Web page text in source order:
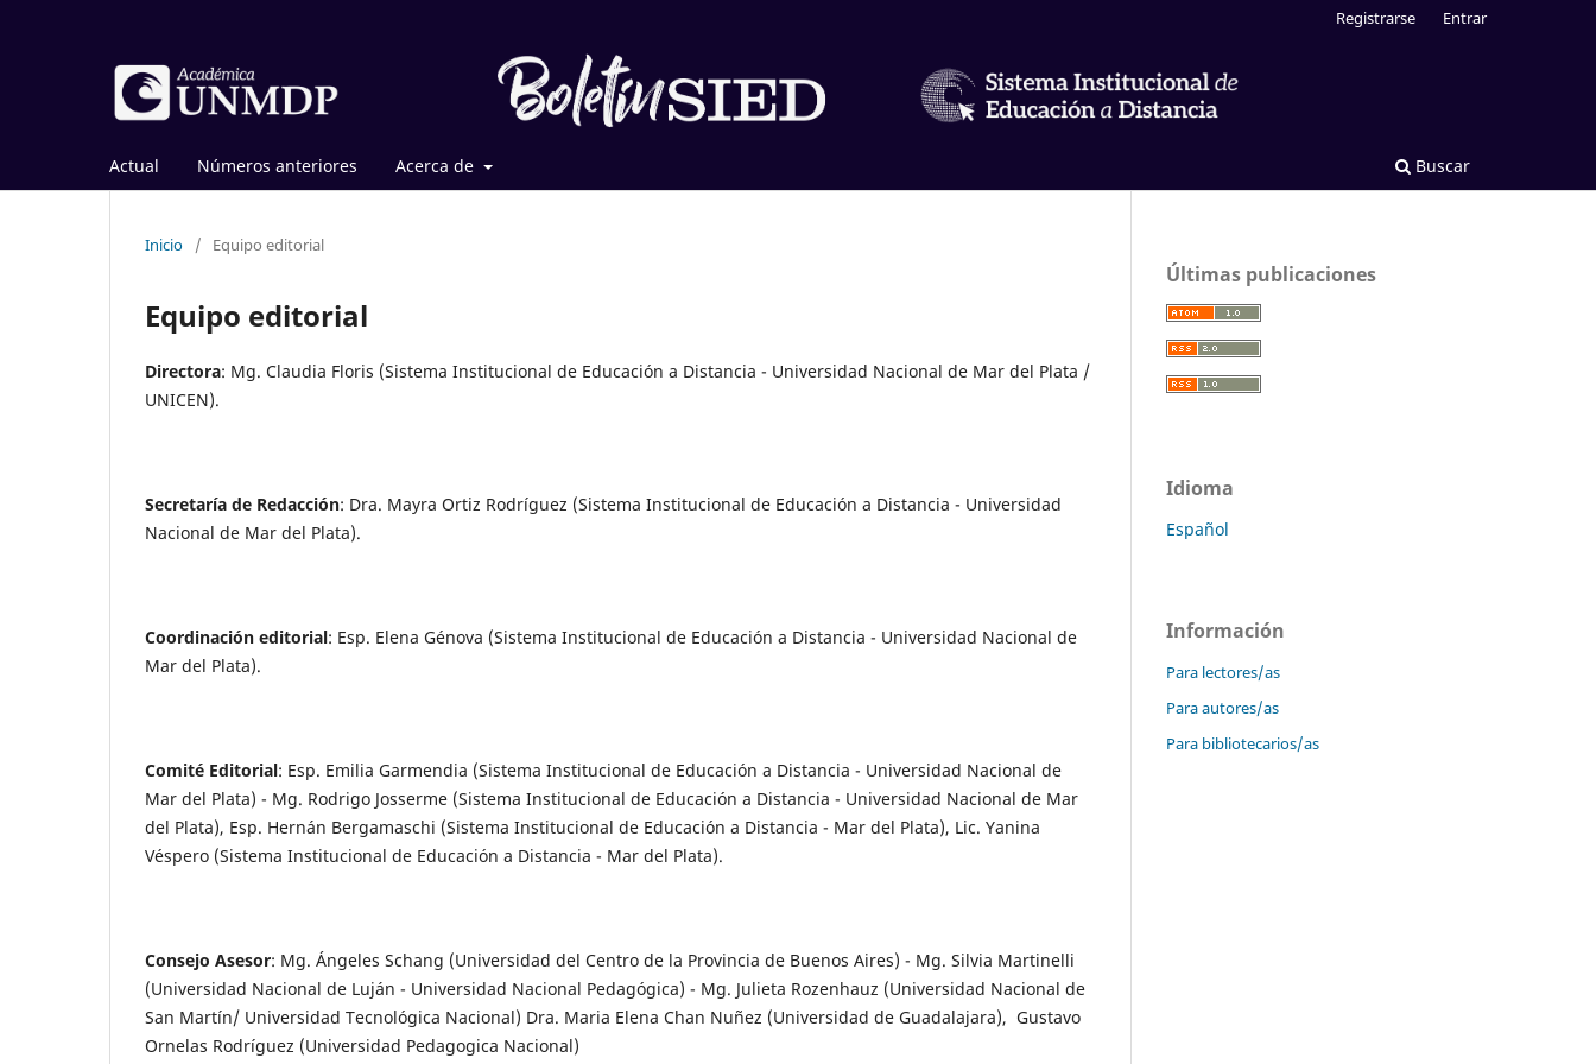
Actual Números anteriores Acerca de Buscar
Registrarse Entrar
Inicio / Equipo editorial
Equipo editorial
Directora: Mg. Claudia Floris (Sistema Institucional de Educación a Distancia - Universidad Nacional de Mar del Plata /
UNICEN).
Secretaría de Redacción: Dra. Mayra Ortiz Rodríguez (Sistema Institucional de Educación a Distancia - Universidad
Nacional de Mar del Plata).
Coordinación editorial: Esp. Elena Génova (Sistema Institucional de Educación a Distancia - Universidad Nacional de
Mar del Plata).
Comité Editorial: Esp. Emilia Garmendia (Sistema Institucional de Educación a Distancia - Universidad Nacional de
Mar del Plata) - Mg. Rodrigo Josserme (Sistema Institucional de Educación a Distancia - Universidad Nacional de Mar
del Plata), Esp. Hernán Bergamaschi (Sistema Institucional de Educación a Distancia - Mar del Plata), Lic. Yanina
Véspero (Sistema Institucional de Educación a Distancia - Mar del Plata).
Consejo Asesor: Mg. Ángeles Schang (Universidad del Centro de la Provincia de Buenos Aires) - Mg. Silvia Martinelli
(Universidad Nacional de Luján - Universidad Nacional Pedagógica) - Mg. Julieta Rozenhauz (Universidad Nacional de
San Martín/ Universidad Tecnológica Nacional) Dra. Maria Elena Chan Nuñez (Universidad de Guadalajara), Gustavo
Ornelas Rodríguez (Universidad Pedagogica Nacional) ‭
Últimas publicaciones
Idioma
Español
Información
Para lectores/as
Para autores/as
Para bibliotecarios/as